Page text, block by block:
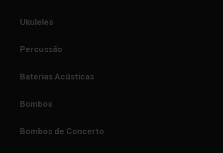
Ukuleles
Percussão
Baterias Acústicas
Bombos
Bombos de Concerto